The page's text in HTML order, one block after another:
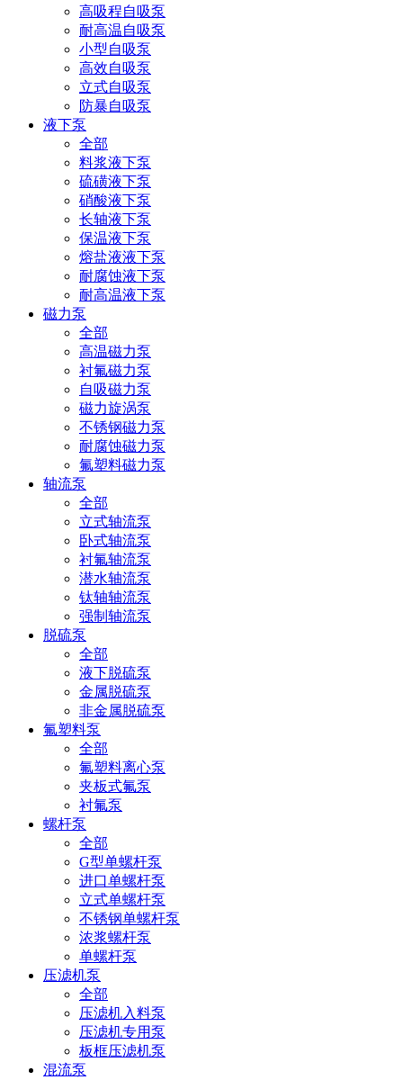
高吸程自吸泵
耐高温自吸泵
小型自吸泵
高效自吸泵
立式自吸泵
防暴自吸泵
液下泵
全部
料浆液下泵
硫磺液下泵
硝酸液下泵
长轴液下泵
保温液下泵
熔盐液液下泵
耐腐蚀液下泵
耐高温液下泵
磁力泵
全部
高温磁力泵
衬氟磁力泵
自吸磁力泵
磁力旋涡泵
不锈钢磁力泵
耐腐蚀磁力泵
氟塑料磁力泵
轴流泵
全部
立式轴流泵
卧式轴流泵
衬氟轴流泵
潜水轴流泵
钛轴轴流泵
强制轴流泵
脱硫泵
全部
液下脱硫泵
金属脱硫泵
非金属脱硫泵
氟塑料泵
全部
氟塑料离心泵
夹板式氟泵
衬氟泵
螺杆泵
全部
G型单螺杆泵
进口单螺杆泵
立式单螺杆泵
不锈钢单螺杆泵
浓浆螺杆泵
单螺杆泵
压滤机泵
全部
压滤机入料泵
压滤机专用泵
板框压滤机泵
混流泵